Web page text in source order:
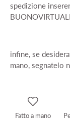
spedizione
infine, se
mano, segnatelo
Fatto a mano